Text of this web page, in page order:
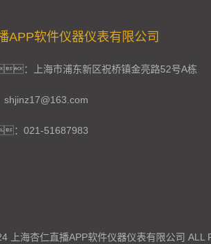
APP软件仪器仪表有限公司
：上海市浦东新区祝桥镇金亮路52号A栋
：021-51687983
上海杏仁直播APP软件仪器仪表有限公司 ALL